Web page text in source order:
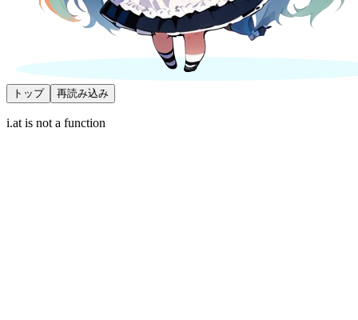
トップ 再読み込み
i.at is not a function